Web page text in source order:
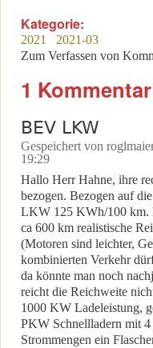
Kategorie:
2021
2021-03
Zum Verfassen von
1 Kommentar
BEV LKW
Gespeichert von
19:29
Hallo Herr Hahne, ihre
bezogen. Bezogen auf
LKW 125 KWh/100 km.
ca 600 km realistische
(Motoren sind leichter,
kombinierten Verkehr
da könnte man noch
reicht die Reichweite
1000 KW Ladeleistung,
PKW Schnellladern mit 4
Strommengen ein